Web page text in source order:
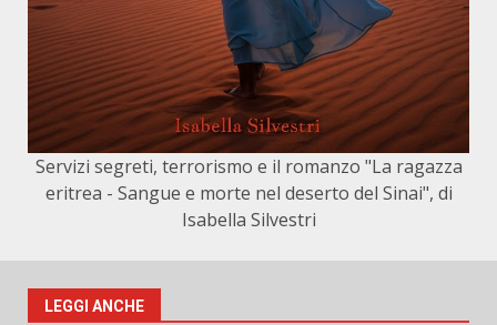
Servizi segreti, terrorismo e il romanzo "La ragazza
eritrea - Sangue e morte nel deserto del Sinai", di
Isabella Silvestri
LEGGI ANCHE